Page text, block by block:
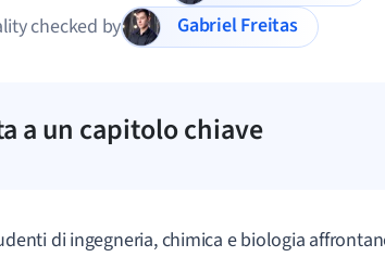
checked by
Gabriel Freitas
a un capitolo chiave
di ingegneria, chimica e biologia